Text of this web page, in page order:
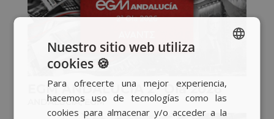
EGM ANDALUCÍA 2ª Ola 2026
ANDALUCÍA,EGM
BASQUE
Nuestro sitio web utiliza
cookies 🍪
Para ofrecerte una mejor experiencia,
hacemos uso de tecnologías como las
cookies para almacenar y/o acceder a la